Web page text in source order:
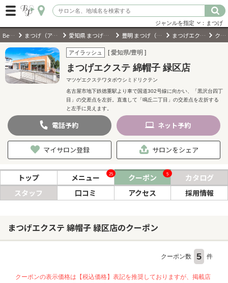
ログイン
会員登録（無料）
ジャンルを選択
キーワードで検索
現在地から探す
ネイルサロン
ジャンルを指定 ：まつげ
BeautyPark まつげ（アイラッシュ）サロン 愛知県 まつげ（アイラッシュ）サロン 豊明 まつげ（アイラッシュ）サロン まつげエクステ 綿帽子 緑区店 クーポン
アイラッシュ [ 愛知県/豊明 ]
まつげエクステ 綿帽子 緑区店
マツゲエクステワタボウシミドリクテン
名古屋市地下鉄徳重駅より車で国道302号線に向かい、「黒沢台四丁
目」の交差点を左折。直進して「鳴丘二丁目」の交差点を左折する
と左手に見えます。
電話予約 ネット予約
マイサロン登録 サロンをシェア
トップ メニュー 25 クーポン 5
カタログ
スタッフ
口コミ アクセス 採用情報
まつげエクステ 綿帽子 緑区店のクーポン
クーポン数 5 件
クーポンの表示価格は【税込価格】表記を推奨しておりますが、掲載店